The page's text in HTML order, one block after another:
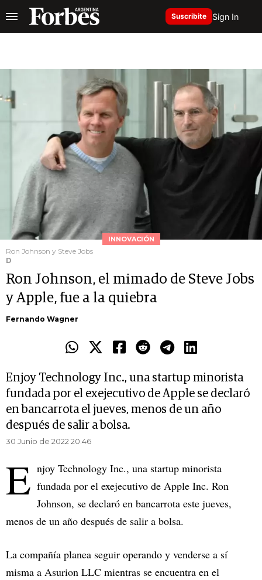
Suscribite Sign In
INNOVACIÓN
Ron Johnson y Steve Jobs
D
Ron Johnson, el mimado de Steve Jobs
y Apple, fue a la quiebra
Fernando Wagner
Enjoy Technology Inc., una startup minorista
fundada por el exejecutivo de Apple se declaró
en bancarrota el jueves, menos de un año
después de salir a bolsa.
30 Junio de 2022 20.46
E njoy Technology Inc., una startup minorista
fundada por el exejecutivo de Apple Inc. Ron
Johnson, se declaró en bancarrota este jueves,
menos de un año después de salir a bolsa.
La compañía planea seguir operando y venderse a sí
misma a Asurion LLC mientras se encuentra en el